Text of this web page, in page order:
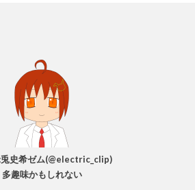
史希ゼム(@electric_clip)
多趣味かもしれない